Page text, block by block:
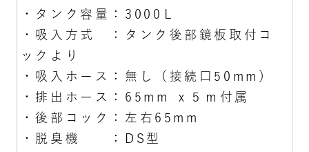
・タンク容量：3000Ｌ
・吸入方式 ：タンク後部鏡板取付コ
ックより
・吸入ホース：無し（接続口50mm）
・排出ホース：65mm ｘ５ｍ付属
・後部コック：左右65mm
・脱臭機 ：DS型